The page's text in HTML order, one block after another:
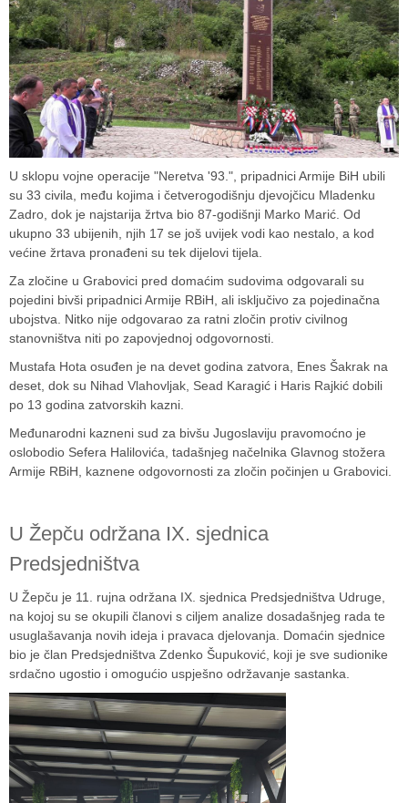
U sklopu vojne operacije "Neretva '93.", pripadnici Armije BiH ubili
su 33 civila, među kojima i četverogodišnju djevojčicu Mladenku
Zadro, dok je najstarija žrtva bio 87-godišnji Marko Marić. Od
ukupno 33 ubijenih, njih 17 se još uvijek vodi kao nestalo, a kod
većine žrtava pronađeni su tek dijelovi tijela.
Za zločine u Grabovici pred domaćim sudovima odgovarali su
pojedini bivši pripadnici Armije RBiH, ali isključivo za pojedinačna
ubojstva. Nitko nije odgovarao za ratni zločin protiv civilnog
stanovništva niti po zapovjednoj odgovornosti.
Mustafa Hota osuđen je na devet godina zatvora, Enes Šakrak na
deset, dok su Nihad Vlahovljak, Sead Karagić i Haris Rajkić dobili
po 13 godina zatvorskih kazni.
Međunarodni kazneni sud za bivšu Jugoslaviju pravomoćno je
oslobodio Sefera Halilovića, tadašnjeg načelnika Glavnog stožera
Armije RBiH, kaznene odgovornosti za zločin počinjen u Grabovici.
U Žepču održana IX. sjednica
Predsjedništva
U Žepču je 11. rujna održana IX. sjednica Predsjedništva Udruge,
na kojoj su se okupili članovi s ciljem analize dosadašnjeg rada te
usuglašavanja novih ideja i pravaca djelovanja. Domaćin sjednice
bio je član Predsjedništva Zdenko Šupuković, koji je sve sudionike
srdačno ugostio i omogućio uspješno održavanje sastanka.